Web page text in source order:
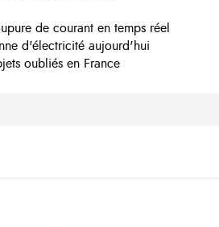
de courant en temps réel
d'électricité aujourd'hui
oubliés en France